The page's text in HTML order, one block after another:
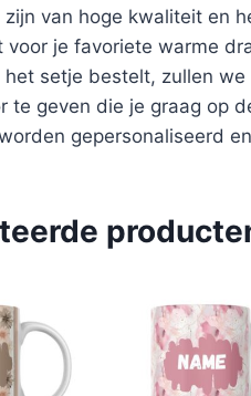
zijn van hoge kwaliteit en
voor je favoriete warme
het setje bestelt, zullen
te geven die je graag op
gepersonaliseerd